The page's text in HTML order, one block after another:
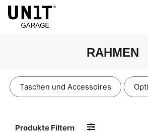
RAHMEN
Taschen und Accessoires
Produkte Filtern